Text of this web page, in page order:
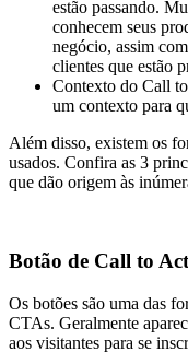
estão passando.
conhecem seus
negócio, assim
clientes que estão
Contexto do Call
um contexto para
Além disso, existem os
usados. Confira as 3
que dão origem às
Botão de Call to
Os botões são uma das
CTAs. Geralmente
aos visitantes para se